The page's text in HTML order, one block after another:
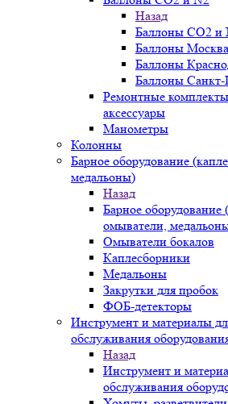
Назад
Баллоны СО2 и
Баллоны Москва
Баллоны
Баллоны Санкт-
Ремонтные
аксессуары
Манометры
Колонны
Барное оборудование
медальоны)
Назад
Барное оборудование
омыватели,
Омыватели бокалов
Каплесборники
Медальоны
Закрутки для пробок
ФОБ-детекторы
Инструмент и материалы
обслуживания
Назад
Инструмент и
обслуживания